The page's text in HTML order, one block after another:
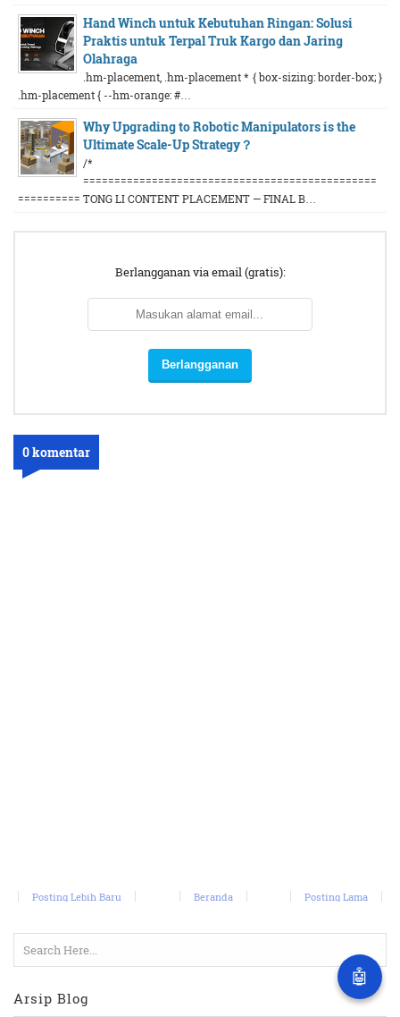
🤖
Hand Winch untuk Kebutuhan Ringan: Solusi
Praktis untuk Terpal Truk Kargo dan Jaring
Olahraga
.hm-placement, .hm-placement * { box-sizing: border-box; }
.hm-placement { --hm-orange: #…
Why Upgrading to Robotic Manipulators is the
Ultimate Scale-Up Strategy？
/*
===============================================
========== TONG LI CONTENT PLACEMENT — FINAL B…
Berlangganan via email (gratis):
0 komentar
Posting Lebih Baru Posting Lama
Beranda
Arsip Blog